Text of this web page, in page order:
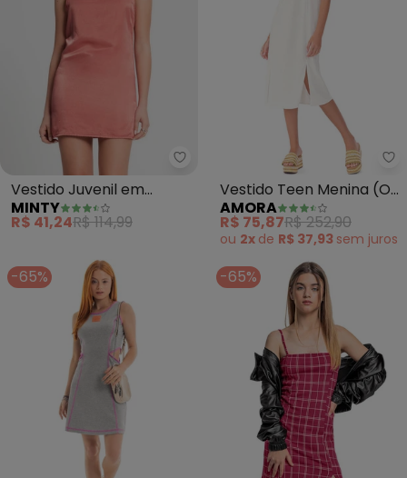
Minty - Vestido Juvenil em
Vestido Juvenil em
Viscopoly (Laranja)
MINTY
R$ 41,24R$ 114,99
Vestido Teen Menina (Off
White)
AMORA
R$ 75,87R$ 252,90
ou 2x de R$ 37,93 sem juros
-65% -65%